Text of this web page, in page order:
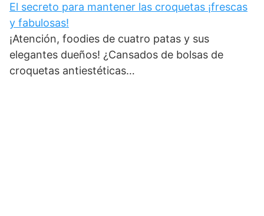
El secreto para mantener las croquetas ¡frescas
y fabulosas!
¡Atención, foodies de cuatro patas y sus
elegantes dueños! ¿Cansados de bolsas de
croquetas antiestéticas…